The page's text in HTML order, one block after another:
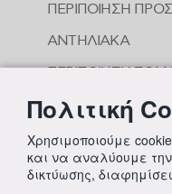
ΠΕΡΙΠΟΙΗΣΗ
ΑΝΤΗΛΙΑΚΑ
ΠΕΡΙΠΟΙΗΣΗ
ΠΕΡΙΠΟΙΗΣΗ
ΣΤΟΜΑΤΙΚΗ
Πολιτική
Χρησιμοποιούμε
και να αναλύουμε
δικτύωσης,